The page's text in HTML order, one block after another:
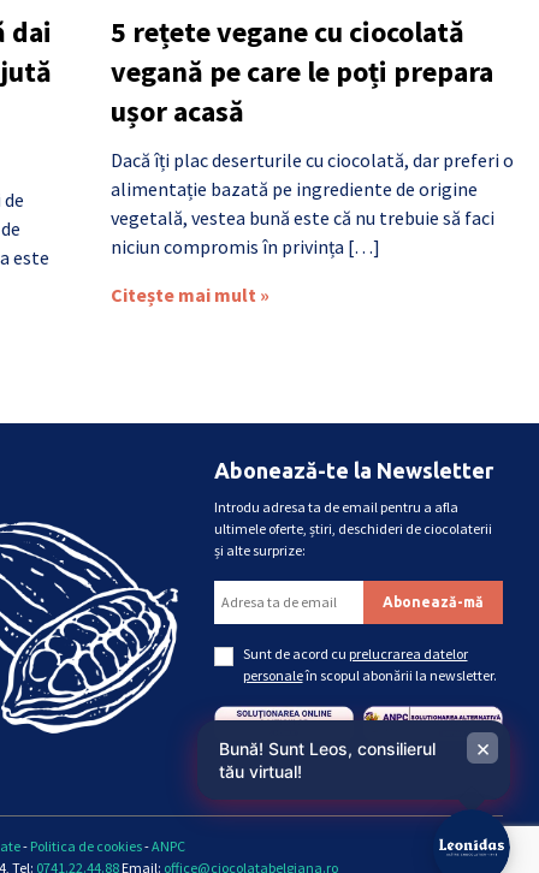
dai
este
5 rețete vegane cu ciocolată
vegană pe care le poți prepara
ușor acasă
Dacă îți plac deserturile cu ciocolată, dar preferi o
alimentație bazată pe ingrediente de origine
vegetală, vestea bună este că nu trebuie să faci
niciun compromis în privința […]
Citește mai mult »
Abonează-te la Newsletter
Introdu adresa ta de email pentru a afla
ultimele oferte, știri, deschideri de ciocolaterii
și alte surprize:
Sunt de acord cu prelucrarea datelor
personaleîn scopul abonării la newsletter.
- Politica de cookies-ANPC
Tel: 0741.22.44.88 Email: office@ciocolatabelgiana.ro
Bună! Sunt Leos, consilierul
tău virtual!
×